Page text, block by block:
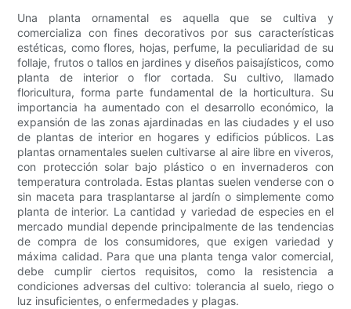
Una planta ornamental es aquella que se cultiva y
comercializa con fines decorativos por sus características
estéticas, como flores, hojas, perfume, la peculiaridad de su
follaje, frutos o tallos en jardines y diseños paisajísticos, como
planta de interior o flor cortada. Su cultivo, llamado
floricultura, forma parte fundamental de la horticultura. Su
importancia ha aumentado con el desarrollo económico, la
expansión de las zonas ajardinadas en las ciudades y el uso
de plantas de interior en hogares y edificios públicos. Las
plantas ornamentales suelen cultivarse al aire libre en viveros,
con protección solar bajo plástico o en invernaderos con
temperatura controlada. Estas plantas suelen venderse con o
sin maceta para trasplantarse al jardín o simplemente como
planta de interior. La cantidad y variedad de especies en el
mercado mundial depende principalmente de las tendencias
de compra de los consumidores, que exigen variedad y
máxima calidad. Para que una planta tenga valor comercial,
debe cumplir ciertos requisitos, como la resistencia a
condiciones adversas del cultivo: tolerancia al suelo, riego o
luz insuficientes, o enfermedades y plagas.